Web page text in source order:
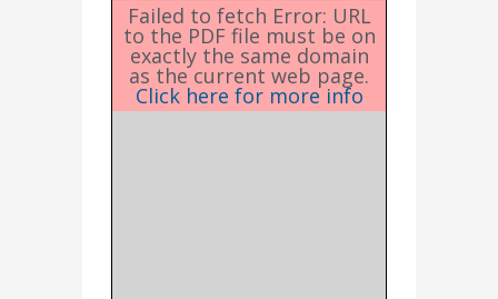
Failed to fetch Error: URL
to the PDF file must be on
exactly the same domain
as the current web page.
Click here for more info